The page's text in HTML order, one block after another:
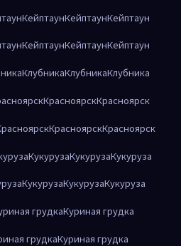
КейптаунКейптаунКейптаун
КейптаунКейптаунКейптаун
КлубникаКлубникаКлубника
КрасноярскКрасноярск
КрасноярскКрасноярск
КукурузаКукурузаКукуруза
КукурузаКукурузаКукуруза
грудкаКуриная грудка
грудкаКуриная грудка